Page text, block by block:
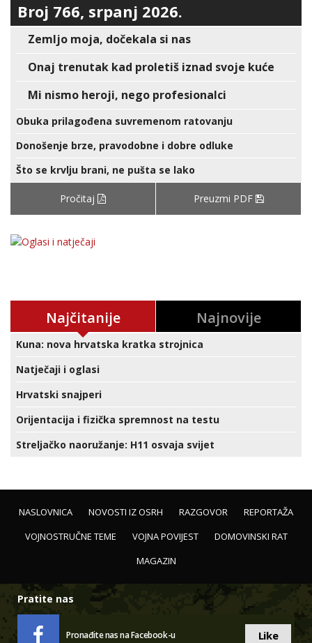
Broj 766, srpanj 2026.
Zemljo moja, dočekala si nas
Onaj trenutak kad proletiš iznad svoje kuće
Mi nismo heroji, nego profesionalci
Obuka prilagođena suvremenom ratovanju
Donošenje brze, pravodobne i dobre odluke
Što se krvlju brani, ne pušta se lako
Pročitaj Preuzmi PDF
Najčitanije Najnovije
Kuna: nova hrvatska kratka strojnica
Natječaji i oglasi
Hrvatski snajperi
Orijentacija i fizička spremnost na testu
Streljačko naoružanje: H11 osvaja svijet
NASLOVNICA NOVOSTI IZ OSRH RAZGOVOR
REPORTAŽA
VOJNOSTRUČNE TEME
VOJNA POVIJEST
DOMOVINSKI RAT
MAGAZIN
Pratite nas
Pronađite nas na Facebook-u Like